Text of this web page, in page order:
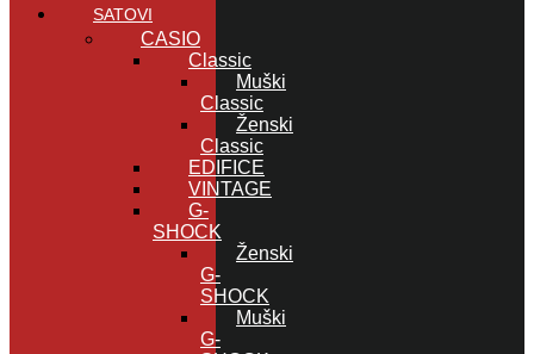
SATOVI
CASIO
Classic
Muški
Classic
Ženski
Classic
EDIFICE
VINTAGE
G-
SHOCK
Ženski
G-
SHOCK
Muški
G-